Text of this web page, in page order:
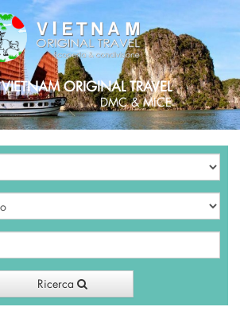
VIETNAM ORIGINAL TRAVEL
DMC & MICE
Ricerca